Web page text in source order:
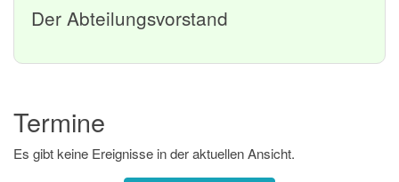
Der Abteilungsvorstand
Termine
Es gibt keine Ereignisse in der aktuellen Ansicht.